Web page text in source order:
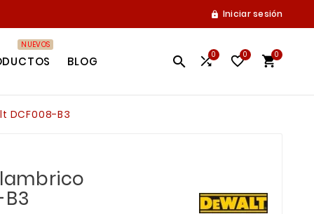
 Iniciar sesión
NUEVOS
BLOG  0 0 0
DCF008-B3